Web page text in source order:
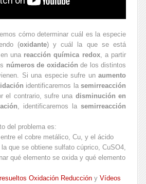
cómo determinar cuál es la especie
(oxidante) y cuál la que se está
una reacción química redox, a partir
números de oxidación de los distintos
Si una especie sufre un aumento
identificaremos lasemirreacción
el contrario, sufre una disminución en
, identificaremos la semirreacción
del problema es:
el cobre metálico, Cu, y el ácido
que se obtiene sulfato cúprico, CuSO4,
qué elemento se oxida y qué elemento
Oxidación Reducción y Vídeos